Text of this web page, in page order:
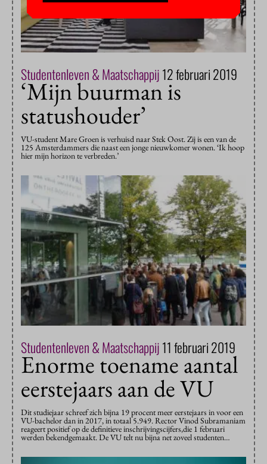
Studentenleven & Maatschappij12 februari 2019
‘Mijn buurman is
statushouder’
VU-student Mare Groen is verhuisd naar Stek Oost. Zij is een van de
125 Amsterdammers die naast een jonge nieuwkomer wonen. ‘Ik hoop
hier mijn horizon te verbreden.’
Studentenleven & Maatschappij11 februari 2019
Enorme toename aantal
eerstejaars aan de VU
Dit studiejaar schreef zich bijna 19 procent meer eerstejaars in voor een
VU-bachelor dan in 2017, in totaal 5.949. Rector Vinod Subramaniam
reageert positief op de definitieve inschrijvingscijfers,die 1 februari
werden bekendgemaakt. De VU telt nu bijna net zoveel studenten…